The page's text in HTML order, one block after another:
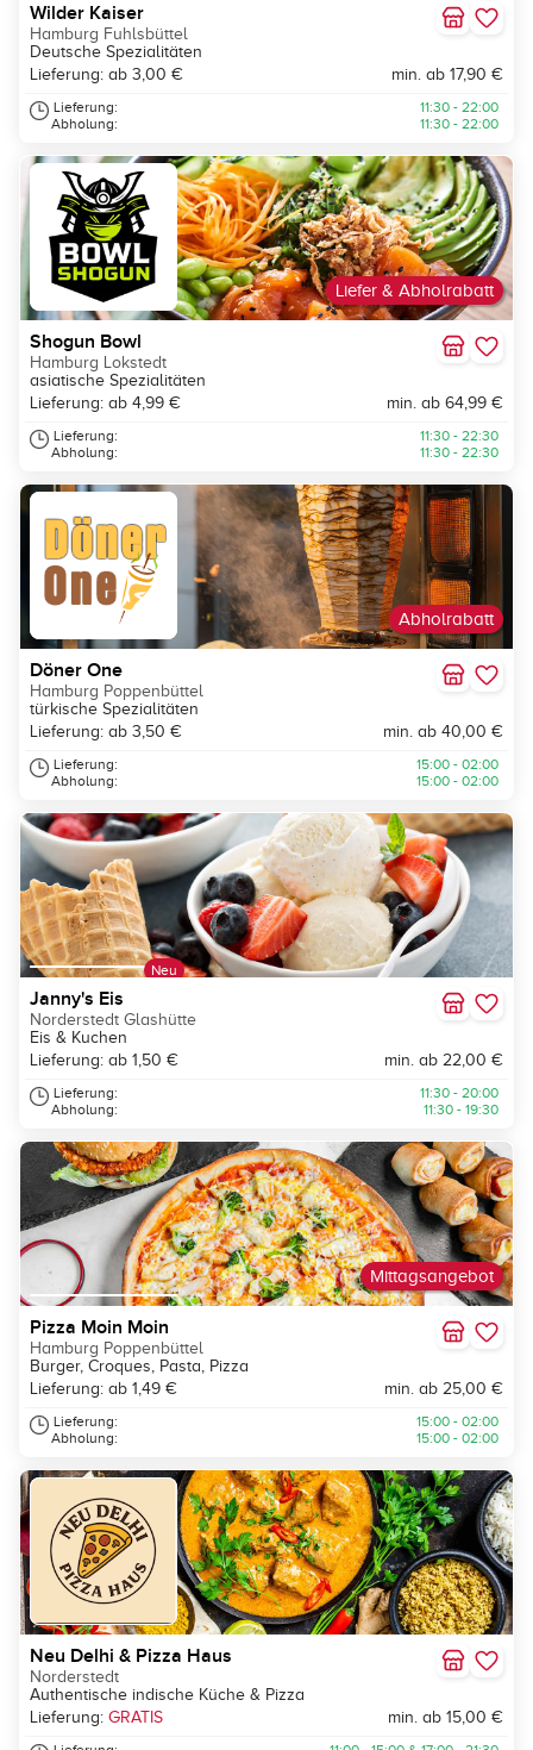
Wilder Kaiser
Hamburg Fuhlsbüttel
Deutsche Spezialitäten
Lieferung: ab 3,00 €
min. ab 17,90 €
Lieferung:
Abholung:
11:30 - 22:00
11:30 - 22:00
Liefer & Abholrabatt
Shogun Bowl
Hamburg Lokstedt
asiatische Spezialitäten
Lieferung: ab 4,99 €
min. ab 64,99 €
Lieferung:
Abholung:
11:30 - 22:30
11:30 - 22:30
Abholrabatt
Döner One
Hamburg Poppenbüttel
türkische Spezialitäten
Lieferung: ab 3,50 €
min. ab 40,00 €
Lieferung:
Abholung:
15:00 - 02:00
15:00 - 02:00
Neu
Janny's Eis
Norderstedt Glashütte
Eis & Kuchen
Lieferung: ab 1,50 €
min. ab 22,00 €
Lieferung:
Abholung:
11:30 - 20:00
11:30 - 19:30
Mittagsangebot
Pizza Moin Moin
Hamburg Poppenbüttel
Burger, Croques, Pasta, Pizza
Lieferung: ab 1,49 €
min. ab 25,00 €
Lieferung:
Abholung:
15:00 - 02:00
15:00 - 02:00
Neu Delhi & Pizza Haus
Norderstedt
Authentische indische Küche & Pizza
Lieferung: GRATIS min. ab 15,00 €